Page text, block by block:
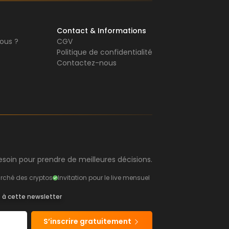
?
Contact & Informations
CGV
Politique de confidentialité
Contactez-nous
pour prendre de meilleures décisions.
des cryptos Invitation pour le live mensuel
à cette newsletter
S’inscrire gratuitement